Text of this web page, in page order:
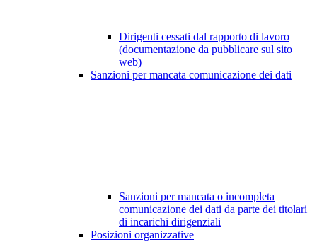
Dirigenti cessati dal rapporto di lavoro
(documentazione da pubblicare sul sito
web)
Sanzioni per mancata comunicazione dei dati
Sanzioni per mancata o incompleta
comunicazione dei dati da parte dei titolari
di incarichi dirigenziali
Posizioni organizzative